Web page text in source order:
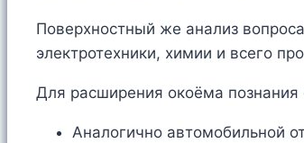
Поверхностный же анализ
электротехники, химии и всего
Для расширения окоёма
Аналогично автомобильной